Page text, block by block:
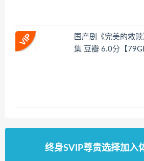
国产剧《完美的救
集 豆瓣 6.0分【
终身SVIP尊贵选择加入